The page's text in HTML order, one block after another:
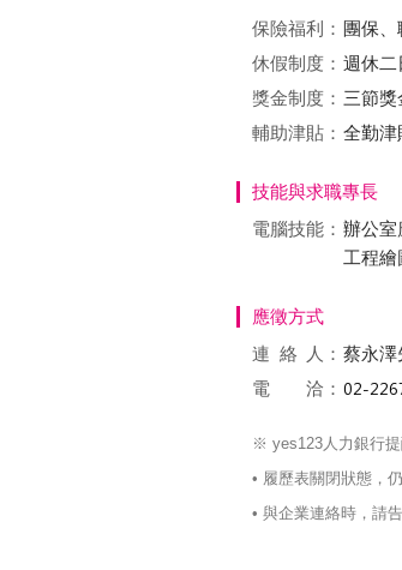
保險福利： 團保
休假制度： 週休二
獎金制度： 三節
輔助津貼： 全勤津
技能與求職專長
電腦技能： 辦公室
工程繪
應徵方式
連絡
人： 蔡永澤
電 洽：
※ yes123人力銀行提
• 履歷表關閉狀態，
• 與企業連絡時，請